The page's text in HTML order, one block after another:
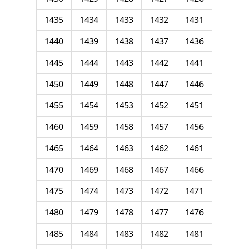
1431
1432
1433
1434
1435
1436
1437
1438
1439
1440
1441
1442
1443
1444
1445
1446
1447
1448
1449
1450
1451
1452
1453
1454
1455
1456
1457
1458
1459
1460
1461
1462
1463
1464
1465
1466
1467
1468
1469
1470
1471
1472
1473
1474
1475
1476
1477
1478
1479
1480
1481
1482
1483
1484
1485